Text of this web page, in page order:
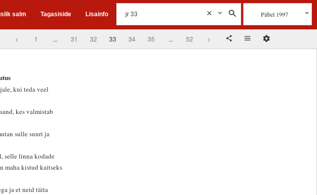
salm Tagasiside Lisainfo Piibel 1997
< 1 ... 31 32 33 34 35 ... 52 >
kui teda veel
kes valmistab
sulle suuri ja
selle linna kodade
maha kistud kaitseks
ja et neid täita